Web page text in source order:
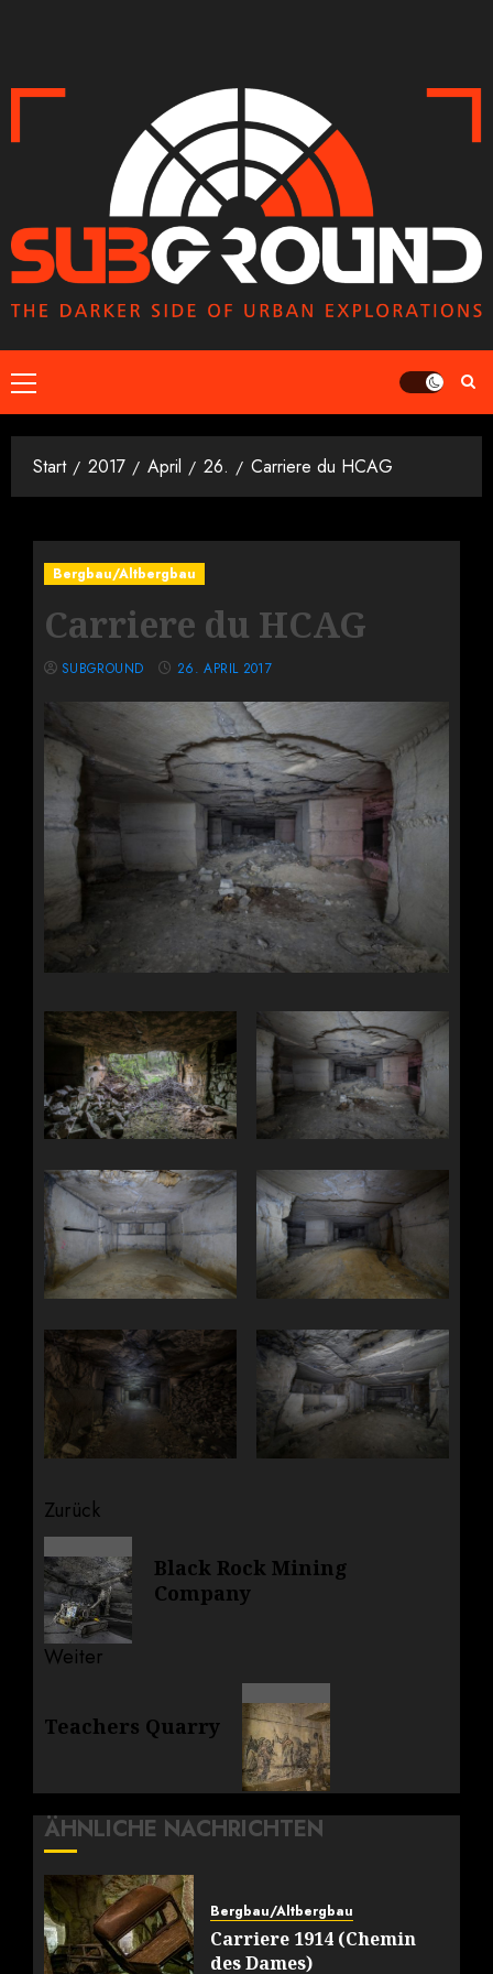
Primäres
Menü
Start 2017 April 26. Carriere du HCAG
Bergbau/Altbergbau
Carriere du HCAG
SUBGROUND 26. APRIL 2017
Beitragsnavigation
Zurück
Vorheriger
Beitrag:
Black Rock Mining
Company
Weiter
Beitrag:
Teachers Quarry
ÄHNLICHE NACHRICHTEN
Bergbau/Altbergbau
Carriere 1914 (Chemin
des Dames)